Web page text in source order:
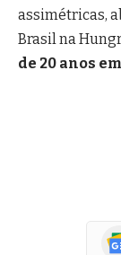
assimétricas,
Brasil na
de 20 anos